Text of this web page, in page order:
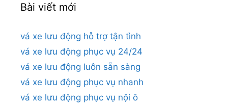
Bài viết mới
vá xe lưu động hỗ trợ tận tình
vá xe lưu động phục vụ 24/24
vá xe lưu động luôn sẵn sàng
vá xe lưu động phục vụ nhanh
vá xe lưu động phục vụ nội ô